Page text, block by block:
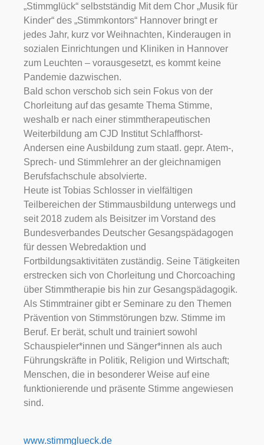
„Stimmglück“ selbstständig Mit dem Chor „Musik für
Kinder“ des „Stimmkontors“ Hannover bringt er
jedes Jahr, kurz vor Weihnachten, Kinderaugen in
sozialen Einrichtungen und Kliniken in Hannover
zum Leuchten – vorausgesetzt, es kommt keine
Pandemie dazwischen.
Bald schon verschob sich sein Fokus von der
Chorleitung auf das gesamte Thema Stimme,
weshalb er nach einer stimmtherapeutischen
Weiterbildung am CJD Institut Schlaffhorst-
Andersen eine Ausbildung zum staatl. gepr. Atem-,
Sprech- und Stimmlehrer an der gleichnamigen
Berufsfachschule absolvierte.
Heute ist Tobias Schlosser in vielfältigen
Teilbereichen der Stimmausbildung unterwegs und
seit 2018 zudem als Beisitzer im Vorstand des
Bundesverbandes Deutscher Gesangspädagogen
für dessen Webredaktion und
Fortbildungsaktivitäten zuständig. Seine Tätigkeiten
erstrecken sich von Chorleitung und Chorcoaching
über Stimmtherapie bis hin zur Gesangspädagogik.
Als Stimmtrainer gibt er Seminare zu den Themen
Prävention von Stimmstörungen bzw. Stimme im
Beruf. Er berät, schult und trainiert sowohl
Schauspieler*innen und Sänger*innen als auch
Führungskräfte in Politik, Religion und Wirtschaft;
Menschen, die in besonderer Weise auf eine
funktionierende und präsente Stimme angewiesen
sind.
www.stimmglueck.de